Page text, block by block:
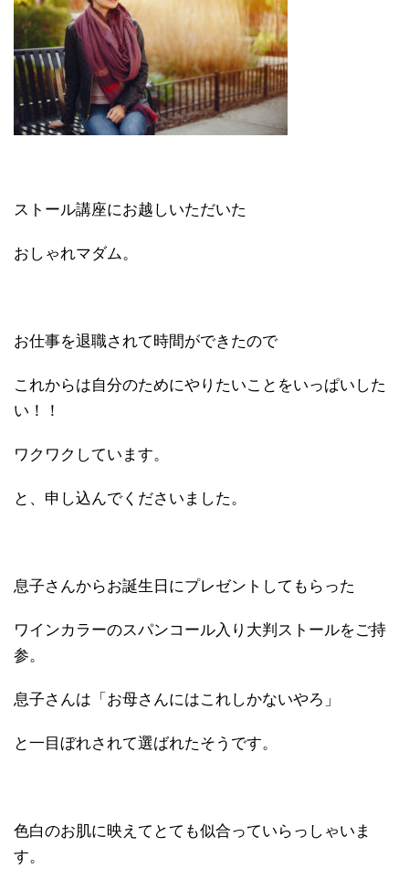
ストール講座にお越しいただいた
おしゃれマダム。
お仕事を退職されて時間ができたので
これからは自分のためにやりたいことをいっぱいした
い！！
ワクワクしています。
と、申し込んでくださいました。
息子さんからお誕生日にプレゼントしてもらった
ワインカラーのスパンコール入り大判ストールをご持
参。
息子さんは「お母さんにはこれしかないやろ」
と一目ぼれされて選ばれたそうです。
色白のお肌に映えてとても似合っていらっしゃいま
す。